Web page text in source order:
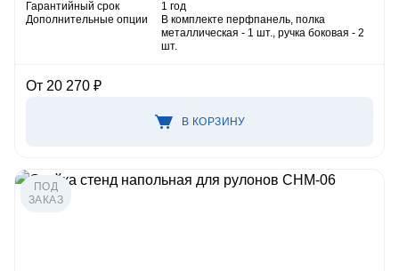
Гарантийный срок
1 год
Дополнительные опции
В комплекте перфпанель, полка
металлическая - 1 шт., ручка боковая - 2
шт.
От 20 270 ₽
В КОРЗИНУ
ПОД
ЗАКАЗ